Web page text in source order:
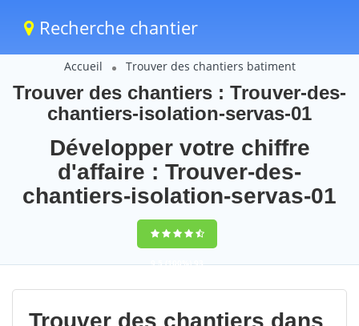
Recherche chantier
Accueil Trouver des chantiers batiment
Trouver des chantiers : Trouver-des-
chantiers-isolation-servas-01
Développer votre chiffre
d'affaire : Trouver-des-
chantiers-isolation-servas-01
9,5(100%)93
votes
Trouver des chantiers dans